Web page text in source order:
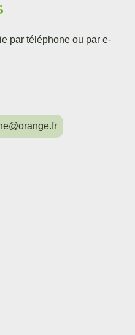
par téléphone ou par e-